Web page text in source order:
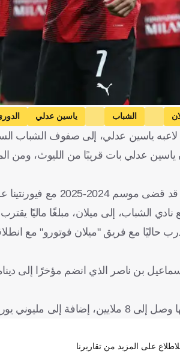
الشباب ياسين عدلي
لاعبه ياسين عدلي، إلى صفوف الشباب
إلى ميلان، مبلغًا ماليًا يقترب من 8 ملايين يورو، مقابل الحصول على
حاليًا مع فريق "ميلان فوتورو" مع
بن ناصر الذي انضم مؤخرًا إلى
قادمًا من بوردو في صيف 2021.